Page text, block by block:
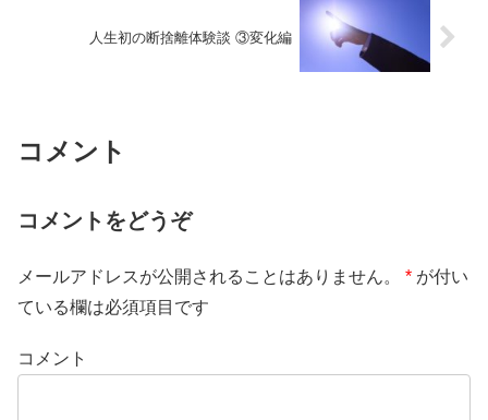
人生初の断捨離体験談 ③変化編
コメント
コメントをどうぞ
メールアドレスが公開されることはありません。 * が付い
ている欄は必須項目です
コメント